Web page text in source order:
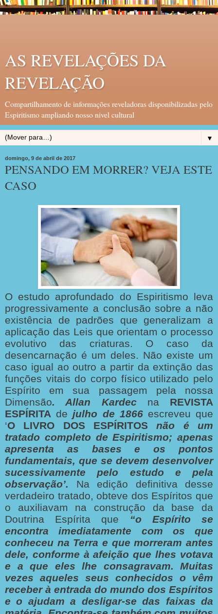
AS REVELAÇÕES DA
REVELAÇÃO
Compartilhamento de informações reveladoras disponibilizadas pelo
Espiritismo ampliando nosso nivel cultural
▼
domingo, 9 de abril de 2017
PENSANDO EM MORRER? VEJA ESTE
CASO
O estudo aprofundado do Espiritismo leva
progressivamente a conclusão sobre a não
existência de padrões que generalizam a
aplicação das Leis que orientam o processo
evolutivo das criaturas. O caso da
desencarnação é um deles. Não existe um
caso igual ao outro a partir da extinção das
funções vitais do corpo físico utilizado pelo
Espírito em sua passagem pela nossa
Dimensão. Allan Kardecna REVISTA
ESPÍRITA dejulho de 1866escreveu que
‘O LIVRO DOS ESPÍRITOS
não é um
tratado completo de Espiritismo; apenas
apresenta as bases e os pontos
fundamentais, que se devem desenvolver
sucessivamente pelo estudo e pela
observação’. Na edição definitiva desse
verdadeiro tratado, obteve dos Espíritos que
o auxiliavam na construção da base da
Doutrina Espírita que “o Espírito se
encontra imediatamente com os que
conheceu na Terra e que morreram antes
dele, conforme à afeição que lhes votava
e a que eles lhe consagravam. Muitas
vezes aqueles seus conhecidos o vêm
receber à entrada do mundo dos Espíritos
e o ajudam a desligar-se das faixas da